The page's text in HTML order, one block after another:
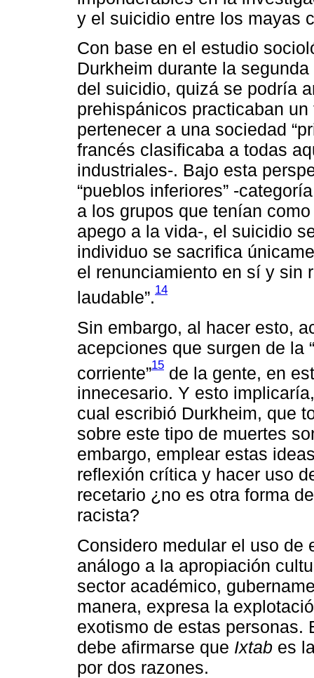
y el suicidio entre los mayas
Con base en el estudio
Durkheim durante la
del suicidio, quizá se podría
prehispánicos practicaban un
pertenecer a una sociedad
francés clasificaba a todas
industriales-. Bajo esta
“pueblos inferiores” -
a los grupos que tenían
apego a la vida-, el suicidio
individuo se sacrifica
el renunciamiento en sí y sin
laudable”.14
Sin embargo, al hacer esto,
acepciones que surgen de la
corriente”15 de la gente, en
innecesario. Y esto
cual escribió Durkheim, que
sobre este tipo de muertes
embargo, emplear estas
reflexión crítica y hacer uso
recetario ¿no es otra forma
racista?
Considero medular el uso de
análogo a la apropiación
sector académico,
manera, expresa la
exotismo de estas personas.
debe afirmarse que Ixtab es
por dos razones.